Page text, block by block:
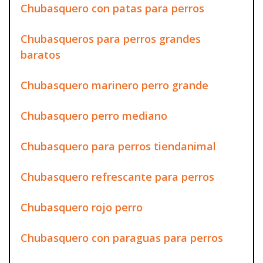
Chubasquero con patas para perros
Chubasqueros para perros grandes
baratos
Chubasquero marinero perro grande
Chubasquero perro mediano
Chubasquero para perros tiendanimal
Chubasquero refrescante para perros
Chubasquero rojo perro
Chubasquero con paraguas para perros